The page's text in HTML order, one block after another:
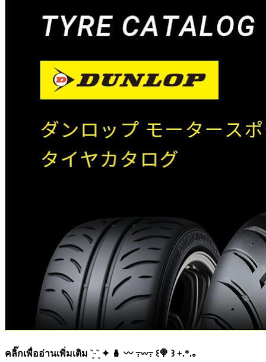
คลิ๊กเพื่ออ่านเพิ่มเติม ˘͈ᵕ˘͈ ✦ 🪆 〰️ ߹𖥦߹ ꒰🍭 ꒱ +.*.｡